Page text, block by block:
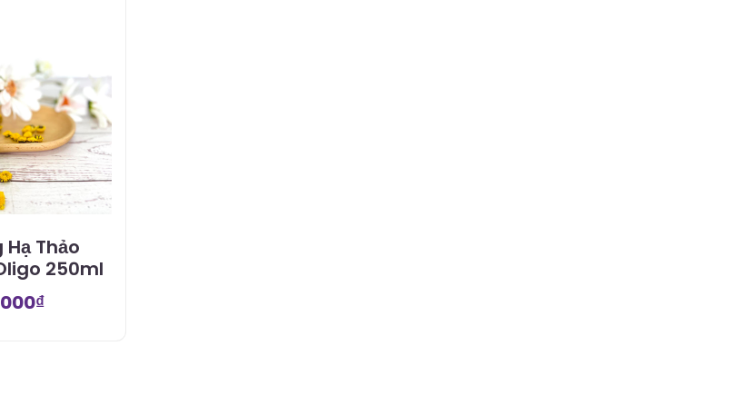
Thảo
250ml
₫